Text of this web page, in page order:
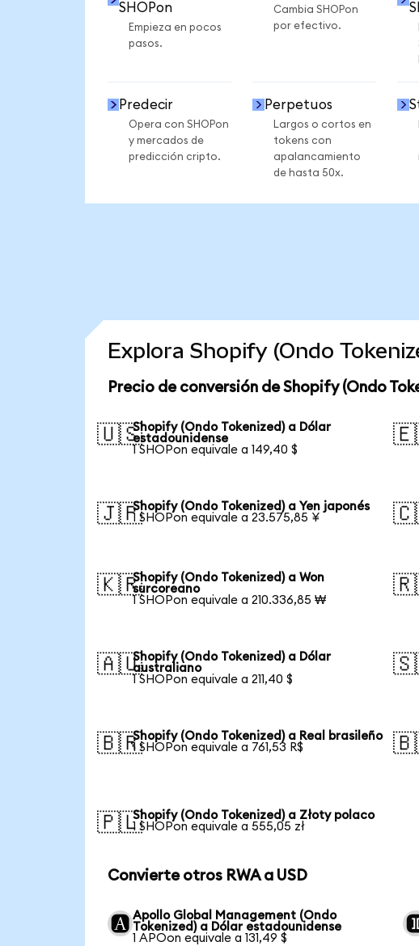
SHOPon
Empieza en pocos
pasos.
Cambia SHOPon
por efectivo.
Predecir
Opera con SHOPon
y mercados de
predicción cripto.
Perpetuos
Largos o cortos en
tokens con
apalancamiento
de hasta 50x.
Explora Shopify (Ondo
Precio de conversión de Shopify (Ondo
🇺🇸Shopify (Ondo Tokenized) a Dólar
estadounidense
1 SHOPon equivale a 149,40 $
🇯🇵Shopify (Ondo Tokenized) a Yen japonés
1 SHOPon equivale a 23.575,85 ¥
🇰🇷Shopify (Ondo Tokenized) a Won
surcoreano
1 SHOPon equivale a 210.336,85 ₩
🇦🇺Shopify (Ondo Tokenized) a Dólar
australiano
1 SHOPon equivale a 211,40 $
🇧🇷Shopify (Ondo Tokenized) a Real brasileño
1 SHOPon equivale a 761,53 R$
🇵🇱Shopify (Ondo Tokenized) a Złoty polaco
1 SHOPon equivale a 555,05 zł
Convierte otros RWA a USD
Apollo Global Management (Ondo
Tokenized) a Dólar estadounidense
1 APOon equivale a 131,49 $